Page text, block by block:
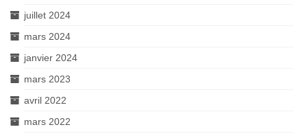
juillet 2024
mars 2024
janvier 2024
mars 2023
avril 2022
mars 2022